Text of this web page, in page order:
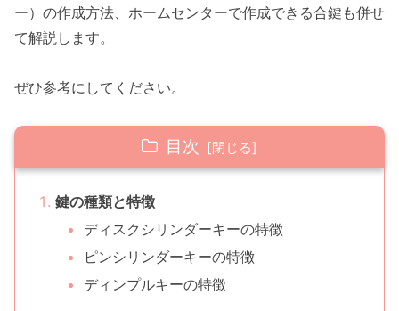
ー）の作成方法、ホームセンターで作成できる合鍵も併せ
て解説します。
ぜひ参考にしてください。
目次
鍵の種類と特徴
ディスクシリンダーキーの特徴
ピンシリンダーキーの特徴
ディンプルキーの特徴